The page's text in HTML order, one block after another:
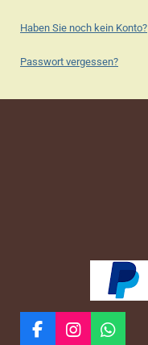
Haben Sie noch kein Konto?
Passwort vergessen?
F
I
W